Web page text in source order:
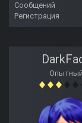
Сообщений
Регистрация
Опытный